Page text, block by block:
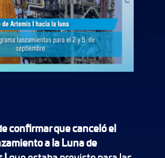
confirmar que canceló el
a la Luna de